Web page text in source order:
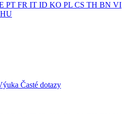
PT FR IT ID KO PL CS TH BN VI
HU
Časté dotazy